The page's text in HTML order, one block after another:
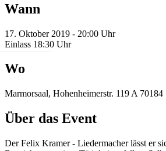
Wann
17. Oktober 2019 - 20:00 Uhr
Einlass 18:30 Uhr
Wo
Marmorsaal, Hohenheimerstr. 119 A 70184
Über das Event
Der Felix Kramer - Liedermacher lässt er